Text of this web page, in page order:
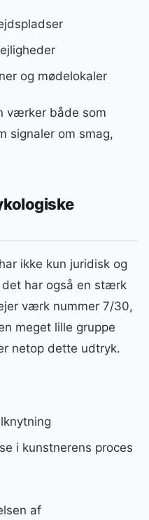
og mødelokaler
værker både som
signaler om smag,
ikke kun juridisk og
har også en stærk
værk nummer 7/30,
meget lille gruppe
netop dette udtryk.
i kunstnerens proces
af